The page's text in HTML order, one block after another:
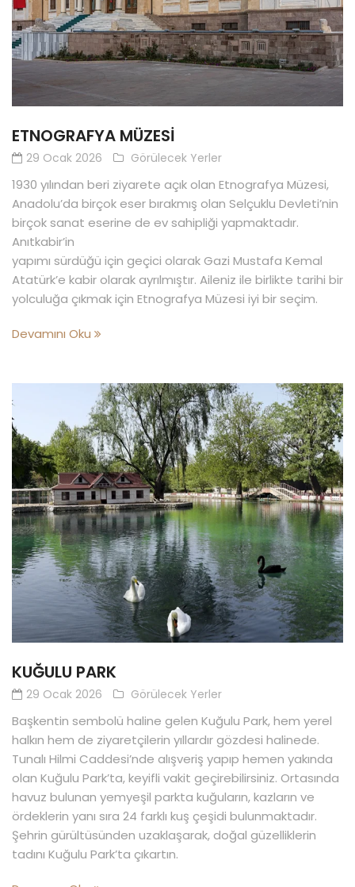
ETNOGRAFYA MÜZESI
29 Ocak 2026 Görülecek Yerler
1930 yılından beri ziyarete açık olan Etnografya Müzesi,
Anadolu’da birçok eser bırakmış olan Selçuklu Devleti’nin
birçok sanat eserine de ev sahipliği yapmaktadır.
Anıtkabir’in
yapımı sürdüğü için geçici olarak Gazi Mustafa Kemal
Atatürk’e kabir olarak ayrılmıştır. Aileniz ile birlikte tarihi bir
yolculuğa çıkmak için Etnografya Müzesi iyi bir seçim.
Devamını Oku
KUĞULU PARK
29 Ocak 2026 Görülecek Yerler
Başkentin sembolü haline gelen Kuğulu Park, hem yerel
halkın hem de ziyaretçilerin yıllardır gözdesi halinede.
Tunalı Hilmi Caddesi’nde alışveriş yapıp hemen yakında
olan Kuğulu Park’ta, keyifli vakit geçirebilirsiniz. Ortasında
havuz bulunan yemyeşil parkta kuğuların, kazların ve
ördeklerin yanı sıra 24 farklı kuş çeşidi bulunmaktadır.
Şehrin gürültüsünden uzaklaşarak, doğal güzelliklerin
tadını Kuğulu Park’ta çıkartın.